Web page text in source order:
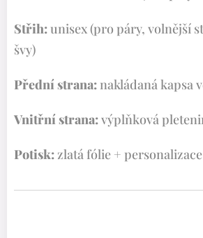
Střih: unisex (pro páry, volnější
švy)
Přední strana: nakládaná kapsa
Vnitřní strana:výplňková
Potisk: zlatá fólie +